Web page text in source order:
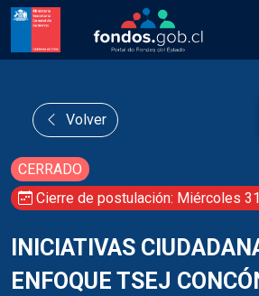
Volver
CERRADO
Cierre de postulación: Miércoles
INICIATIVAS
ENFOQUE TSEJ